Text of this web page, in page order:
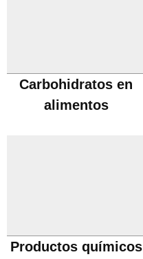
Carbohidratos en
alimentos
Productos químicos